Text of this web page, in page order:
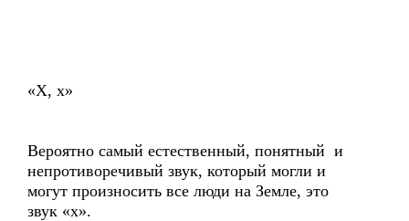
«Х, х»
Вероятно самый естественный, понятный и
непротиворечивый звук, который могли и
могут произносить все люди на Земле, это
звук «х».